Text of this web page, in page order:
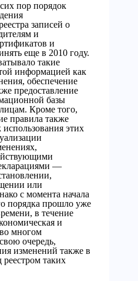
пор порядок
записей о
и
и
еще в 2010 году.
такие
информацией как
обеспечение
предоставление
базы
Кроме того,
правила также
этих
—
или
с момента начала
порядка прошло уже
в течение
и
многом
очередь,
изменений также в
таких